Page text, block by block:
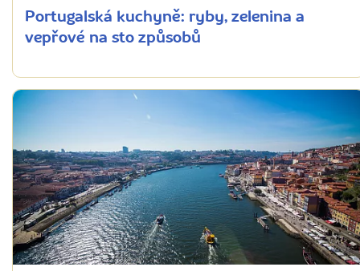
Portugalská kuchyně: ryby, zelenina a
vepřové na sto způsobů